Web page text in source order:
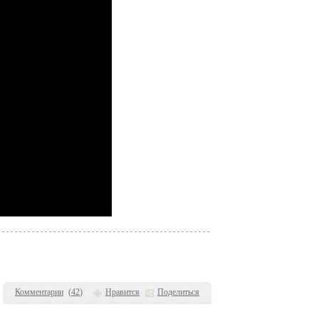
Комментарии (42) Нравится Поделиться